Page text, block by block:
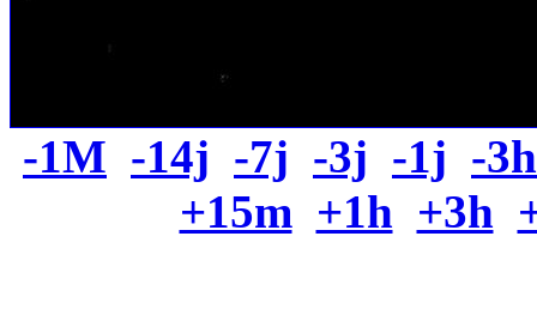
-1M -14j -7j -3j -1j -3h
+15m +1h +3h